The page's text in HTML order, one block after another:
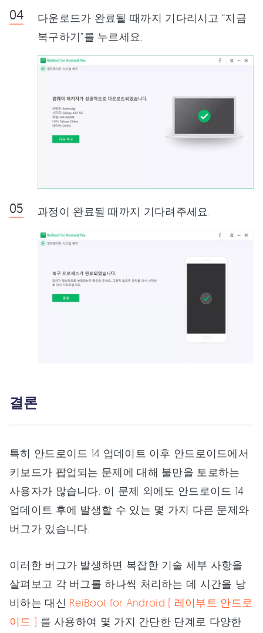
다운로드가 완료될 때까지 기다리시고 “지금
복구하기”를 누르세요.
과정이 완료될 때까지 기다려주세요.
결론
특히 안드로이드 14 업데이트 이후 안드로이드에서
키보드가 팝업되는 문제에 대해 불만을 토로하는
사용자가 많습니다. 이 문제 외에도 안드로이드 14
업데이트 후에 발생할 수 있는 몇 가지 다른 문제와
버그가 있습니다.
이러한 버그가 발생하면 복잡한 기술 세부 사항을
살펴보고 각 버그를 하나씩 처리하는 데 시간을 낭
비하는 대신 ReiBoot for Android ( 레이부트 안드로
이드 ) 를 사용하여 몇 가지 간단한 단계로 다양한